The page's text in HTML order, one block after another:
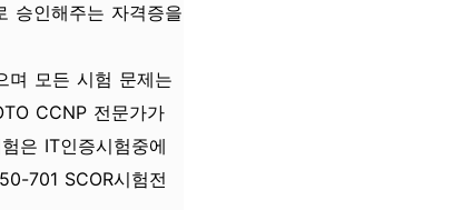
승인해주는 자격증을
며 모든 시험 문제는
CCNP 전문가가
은 IT인증시험중에
701 SCOR시험전